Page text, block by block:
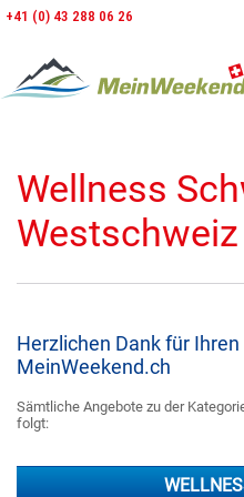
+41 (0) 43 288 06 26
Wellness
Westschweiz
Herzlichen Dank für
MeinWeekend.ch
Sämtliche Angebote zu der
folgt: